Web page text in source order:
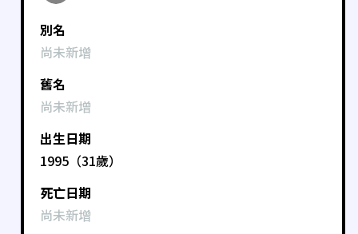
別名
尚未新增
舊名
尚未新增
出生日期
1995（31歲）
死亡日期
尚未新增